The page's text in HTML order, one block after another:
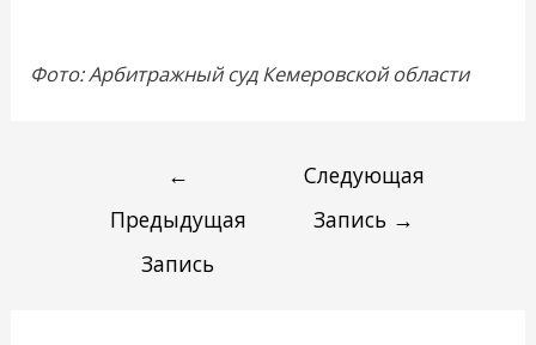
Фото: Арбитражный суд Кемеровской области
←
Предыдущая
Запись
Следующая
Запись →